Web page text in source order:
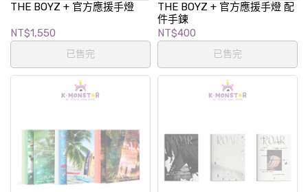
THE BOYZ + 官方應援手燈
NT$1,550
已售完
THE BOYZ + 官方應援手燈 配
件手鍊
NT$400
已售完